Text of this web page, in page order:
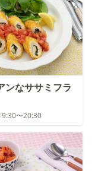
ンなササミフラ
〜20:30